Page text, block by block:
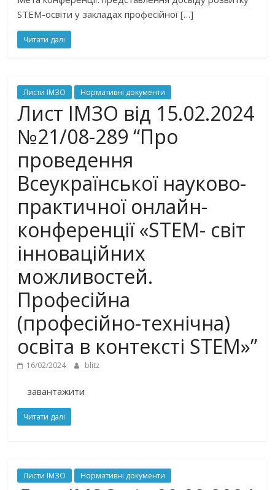
STEM-освіти у закладах професійної […]
Читати далі
Листи ІМЗО Нормативні документи
Лист ІМЗО від 15.02.2024
№21/08-289 “Про
проведення
Всеукраїнської науково-
практичної онлайн-
конференції «STEM- світ
інноваційних
можливостей.
Професійна
(професійно-технічна)
освіта в контексті STEM»”
16/02/2024 blitz
завантажити
Читати далі
Листи ІМЗО Нормативні документи